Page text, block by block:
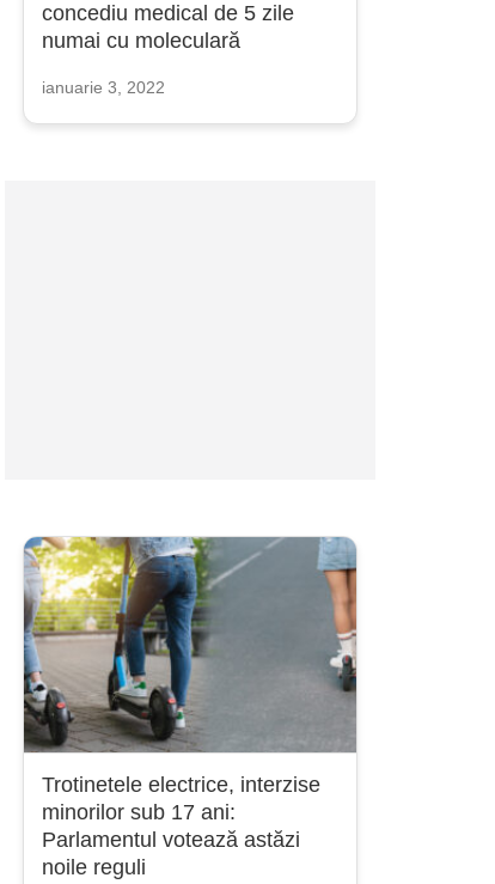
concediu medical de 5 zile
numai cu moleculară
ianuarie 3, 2022
Trotinetele electrice, interzise
minorilor sub 17 ani:
Parlamentul votează astăzi
noile reguli